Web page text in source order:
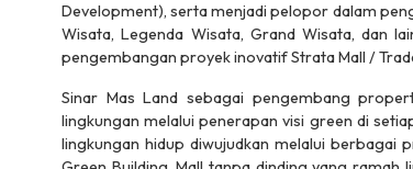
Development), serta menjadi pelopor dalam
Wisata, Legenda Wisata, Grand Wisata, dan
pengembangan proyek inovatif Strata Mall /
Sinar Mas Land sebagai pengembang
lingkungan melalui penerapan visi green di
lingkungan hidup diwujudkan melalui berbagai